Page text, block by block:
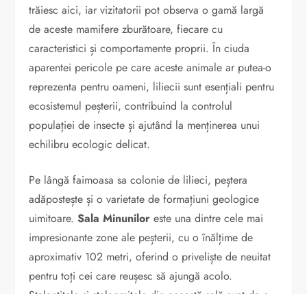
trăiesc aici, iar vizitatorii pot observa o gamă largă
de aceste mamifere zburătoare, fiecare cu
caracteristici și comportamente proprii. În ciuda
aparentei pericole pe care aceste animale ar putea-o
reprezenta pentru oameni, liliecii sunt esențiali pentru
ecosistemul peșterii, contribuind la controlul
populației de insecte și ajutând la menținerea unui
echilibru ecologic delicat.
Pe lângă faimoasa sa colonie de lilieci, peștera
adăpostește și o varietate de formațiuni geologice
uimitoare.Sala Minunilor este una dintre cele mai
impresionante zone ale peșterii, cu o înălțime de
aproximativ 102 metri, oferind o priveliște de neuitat
pentru toți cei care reușesc să ajungă acolo.